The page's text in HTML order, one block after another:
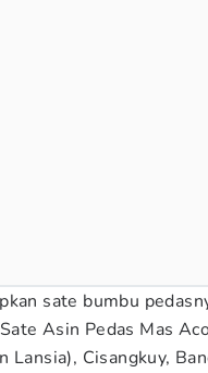
sate bumbu
Asin Pedas Mas
Lansia), Cisangkuy,